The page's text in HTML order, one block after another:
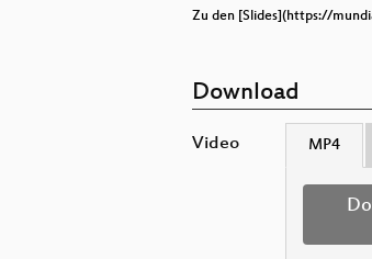
Zu den [Slides](https://
Download
Video MP4